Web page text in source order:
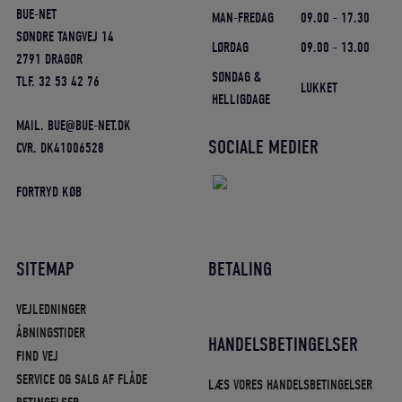
BUE-NET
SØNDRE TANGVEJ 14
2791 DRAGØR
TLF. 32 53 42 76
MAIL. BUE@BUE-NET.DK
CVR. DK41006528
FORTRYD KØB
MAN-FREDAG
09.00 - 17.30
LØRDAG
09.00 - 13.00
SØNDAG &
HELLIGDAGE
LUKKET
SOCIALE MEDIER
SITEMAP
VEJLEDNINGER
ÅBNINGSTIDER
FIND VEJ
SERVICE OG SALG AF FLÅDE
BETALING
HANDELSBETINGELSER
LÆS VORES HANDELSBETINGELSER